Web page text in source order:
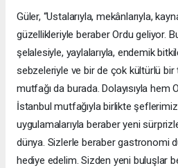
Güler, “Ustalarıyla, mekânlarıyla,
güzellikleriyle beraber Ordu geliyor.
şelalesiyle, yaylalarıyla, endemik
sebzeleriyle ve bir de çok kültürlü bir
mutfağı da burada. Dolayısıyla hem
İstanbul mutfağıyla birlikte
uygulamalarıyla beraber yeni
dünya. Sizlerle beraber gastronomi
hediye edelim. Sizden yeni buluşlar